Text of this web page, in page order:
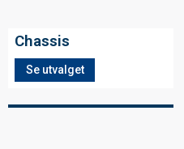
Chassis
Se utvalget